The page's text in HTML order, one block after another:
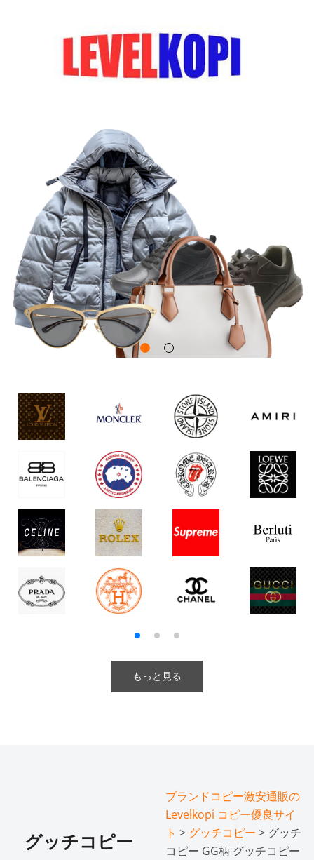
もっと見る
グッチコピー
ブランドコピー激安通販の
Levelkopi コピー優良サイ
ト > グッチコピー > グッチ
コピー GG柄 グッチコピー